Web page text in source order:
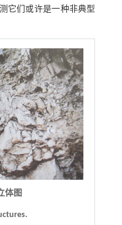
它们或许是一种非典型
体图